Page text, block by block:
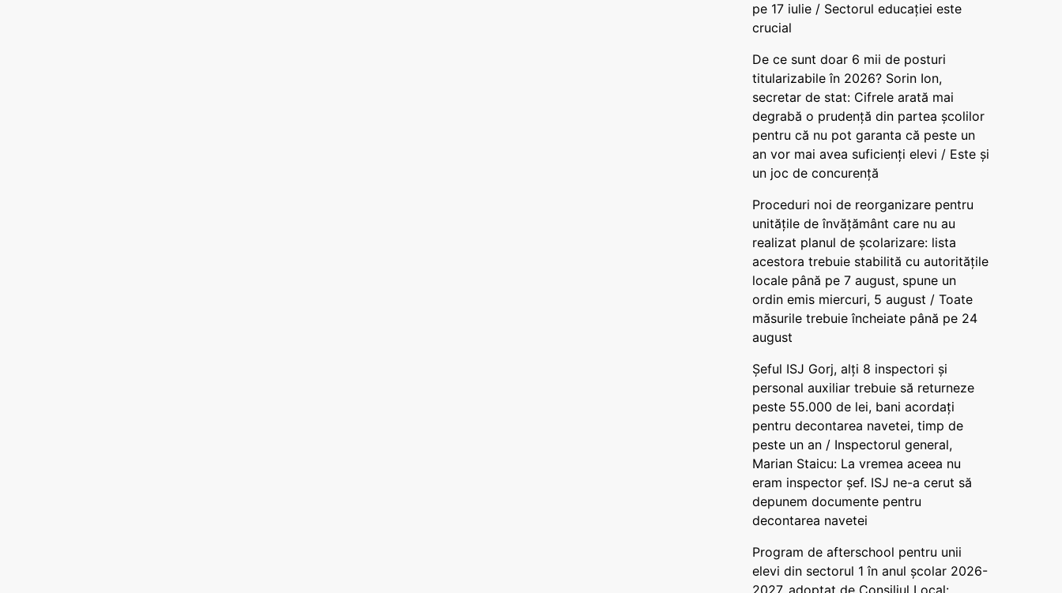
pe 17 iulie / Sectorul educației este
crucial
De ce sunt doar 6 mii de posturi
titularizabile în 2026? Sorin Ion,
secretar de stat: Cifrele arată mai
degrabă o prudență din partea școlilor
pentru că nu pot garanta că peste un
an vor mai avea suficienți elevi / Este și
un joc de concurență
Proceduri noi de reorganizare pentru
unitățile de învățământ care nu au
realizat planul de școlarizare: lista
acestora trebuie stabilită cu autoritățile
locale până pe 7 august, spune un
ordin emis miercuri, 5 august / Toate
măsurile trebuie încheiate până pe 24
august
Șeful ISJ Gorj, alți 8 inspectori și
personal auxiliar trebuie să returneze
peste 55.000 de lei, bani acordați
pentru decontarea navetei, timp de
peste un an / Inspectorul general,
Marian Staicu: La vremea aceea nu
eram inspector șef. ISJ ne-a cerut să
depunem documente pentru
decontarea navetei
Program de afterschool pentru unii
elevi din sectorul 1 în anul școlar 2026-
2027, adoptat de Consiliul Local: